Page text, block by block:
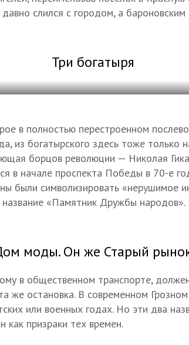
слился с городом, а бароновским
Три богатыря
в полностью перестроенном
из богатырского здесь тоже только
борцов революции — Николая
в начале проспекта Победы в 70-е
были символизировать «нерушимое
«Памятник Дружбы
моды. Он же Старый
в общественном транспорте,
же остановка. В современном
или военных годах. Но эти два
как призраки тех времен.